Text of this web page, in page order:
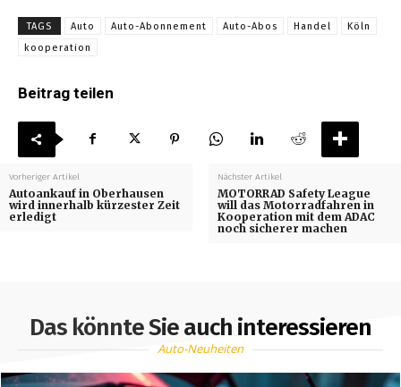
TAGS Auto Auto-Abonnement Auto-Abos Handel
Köln
kooperation
Beitrag teilen
Vorheriger Artikel
Autoankauf in Oberhausen
wird innerhalb kürzester Zeit
erledigt
Nächster Artikel
MOTORRAD Safety League
will das Motorradfahren in
Kooperation mit dem ADAC
noch sicherer machen
Das könnte Sie auch interessieren
Auto-Neuheiten